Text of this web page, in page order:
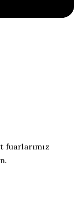
fuarlarımız